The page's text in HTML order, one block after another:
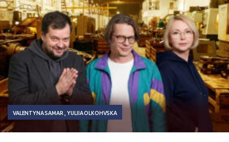
VALENTYNA SAMAR YULIIA OLKOHVSKA